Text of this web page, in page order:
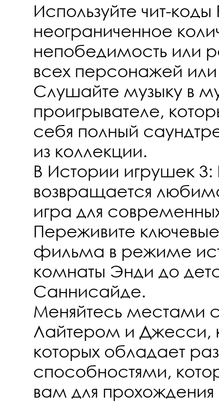
Используйте чит-
неограниченное
непобедимость или
всех персонажей
Слушайте музыку в
проигрывателе,
себя полный
из коллекции.
В Истории игрушек
возвращается
игра для
Переживите
фильма в режиме
комнаты Энди до
Саннисайде.
Меняйтесь местами
Лайтером и Джесси,
которых обладает
способностями,
вам для прохождения